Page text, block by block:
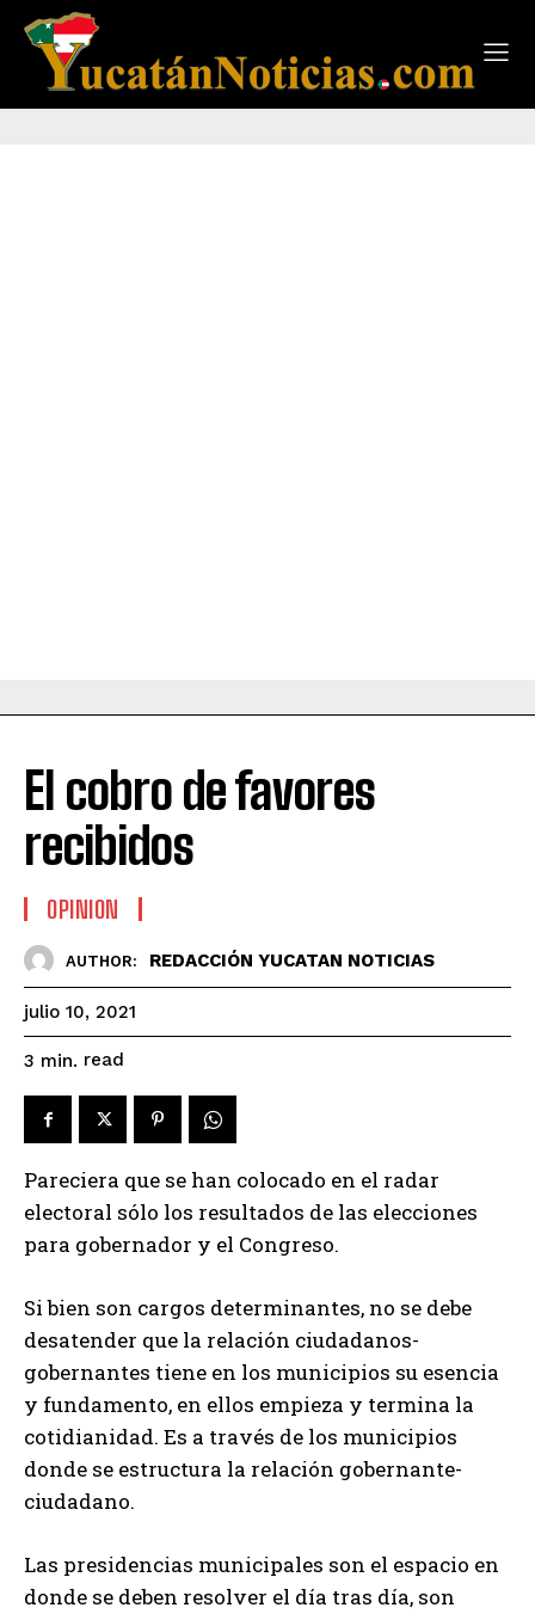
El cobro de favores
recibidos
OPINION
AUTHOR: REDACCIÓN YUCATAN NOTICIAS
julio 10, 2021
3 min. read
Pareciera que se han colocado en el radar
electoral sólo los resultados de las elecciones
para gobernador y el Congreso.
Si bien son cargos determinantes, no se debe
desatender que la relación ciudadanos-
gobernantes tiene en los municipios su esencia
y fundamento, en ellos empieza y termina la
cotidianidad. Es a través de los municipios
donde se estructura la relación gobernante-
ciudadano.
Las presidencias municipales son el espacio en
donde se deben resolver el día tras día, son